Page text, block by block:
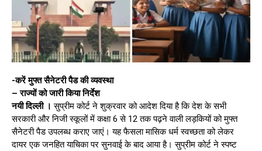
-करें मुफ्त सैनेटरी पैड की व्यवस्था
– राज्यों को जारी किया निर्देश
नयी दिल्ली । सुप्रीम कोर्ट ने शुक्रवार को आदेश दिया है कि देश के सभी
सरकारी और निजी स्कूलों में कक्षा 6 से 12 तक पढ़ने वाली लड़कियों को मुफ्त
सैनेटरी पैड उपलब्ध कराए जाएं। यह फैसला मासिक धर्म स्वच्छता को लेकर
दायर एक जनहित याचिका पर सुनवाई के बाद आया है। सुप्रीम कोर्ट ने स्पष्ट